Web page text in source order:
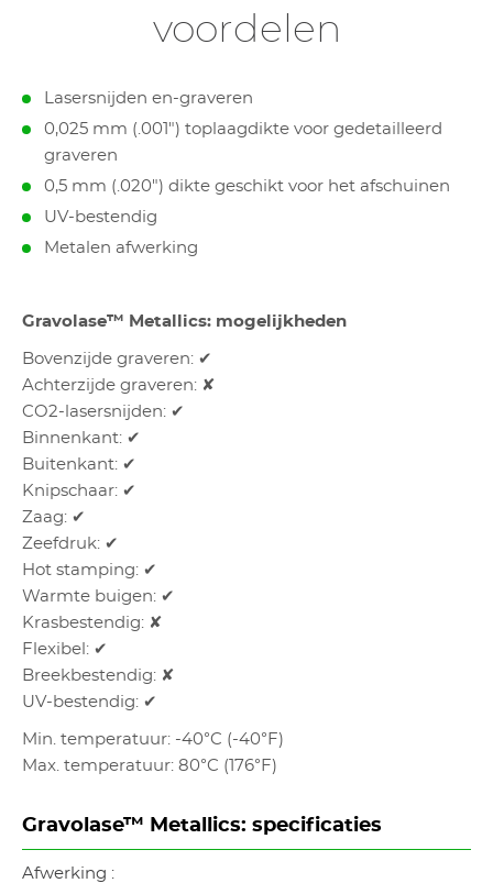
voordelen
Lasersnijden en-graveren
0,025 mm (.001") toplaagdikte voor gedetailleerd
graveren
0,5 mm (.020") dikte geschikt voor het afschuinen
UV-bestendig
Metalen afwerking
Gravolase™ Metallics: mogelijkheden
Bovenzijde graveren: ✔
Achterzijde graveren: ✘
CO2-lasersnijden: ✔
Binnenkant: ✔
Buitenkant: ✔
Knipschaar: ✔
Zaag: ✔
Zeefdruk: ✔
Hot stamping: ✔
Warmte buigen: ✔
Krasbestendig: ✘
Flexibel: ✔
Breekbestendig: ✘
UV-bestendig: ✔
Min. temperatuur: -40°C (-40°F)
Max. temperatuur: 80°C (176°F)
Gravolase™ Metallics: specificaties
Afwerking :